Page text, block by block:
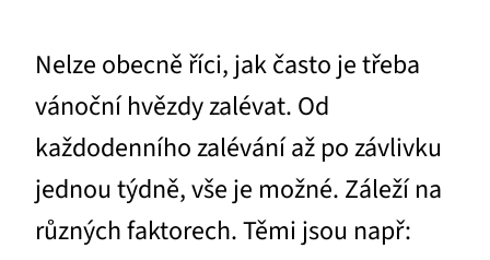
Nelze obecně říci, jak často je třeba
vánoční hvězdy zalévat. Od
každodenního zalévání až po závlivku
jednou týdně, vše je možné. Záleží na
různých faktorech. Těmi jsou např: